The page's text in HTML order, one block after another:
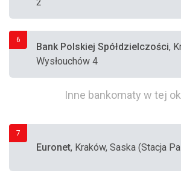
6
Bank Polskiej Spółdzielczości,
Wysłouchów 4
Inne bankomaty w tej
7
Euronet, Kraków, Saska (Stacja